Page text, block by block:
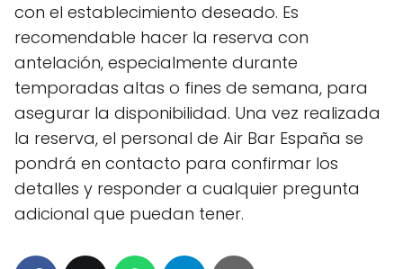
con el establecimiento deseado. Es
recomendable hacer la reserva con
antelación, especialmente durante
temporadas altas o fines de semana, para
asegurar la disponibilidad. Una vez realizada
la reserva, el personal de Air Bar España se
pondrá en contacto para confirmar los
detalles y responder a cualquier pregunta
adicional que puedan tener.